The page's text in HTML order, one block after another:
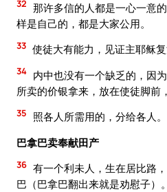
32 那许多信的人都是一心一意
样是自己的，都是大家公用。
33 使徒大有能力，见证主耶稣复
34 内中也没有一个缺乏的，因
所卖的价银拿来，放在使徒脚前，
35
照各人所需用的，分给各人。
巴拿巴卖奉献田产
36 有一个利未人，生在居比路
巴（巴拿巴翻出来就是劝慰子）。